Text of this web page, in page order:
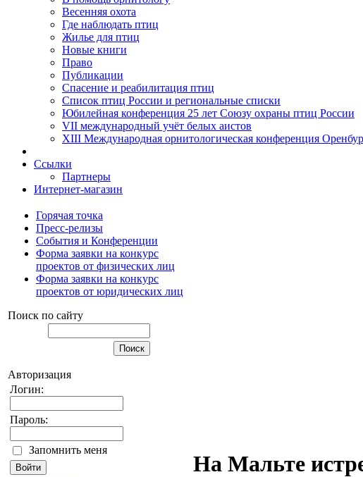
Весенняя охота
Где наблюдать птиц
Жилье для птиц
Новые книги
Право
Публикации
Спасение и реабилитация птиц
Список птиц России и региональные списки
Юбилейная конференция 25 лет Союзу охраны птиц России
VII международный учёт белых аистов
XIII Международная орнитологическая конференция
Ссылки
Партнеры
Интернет-магазин
Горячая точка
Пресс-релизы
События и Конференции
Форма заявки на конкурс
проектов от физических лиц
Форма заявки на конкурс
проектов от юридических лиц
Поиск по сайту
Авторизация
Логин:
Пароль:
Запомнить меня
На Мальте